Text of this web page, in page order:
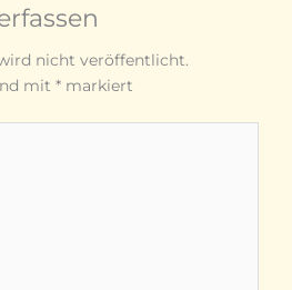
nicht veröffentlicht.
mit * markiert